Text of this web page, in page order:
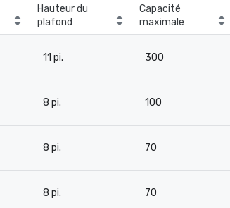
Hauteur du
plafond
Capacité
maximale
11 pi. 300
8 pi. 100
8 pi. 70
8 pi. 70